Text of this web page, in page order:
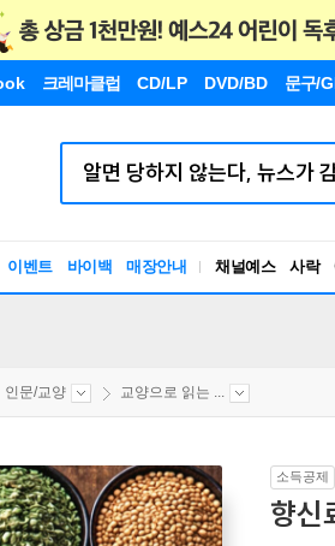
크레마클럽 CD/LP DVD/BD 문구/
이벤트 바이백 매장안내 채널예스 사락
인문/교양 교양으로 읽는 ...
소득공제
향신